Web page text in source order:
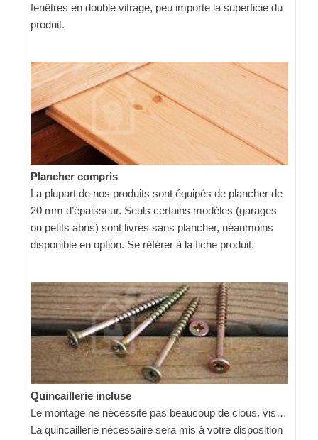
fenêtres en double vitrage, peu importe la superficie du
produit.
Plancher compris
La plupart de nos produits sont équipés de plancher de
20 mm d’épaisseur. Seuls certains modèles (garages
ou petits abris) sont livrés sans plancher, néanmoins
disponible en option. Se référer à la fiche produit.
Quincaillerie incluse
Le montage ne nécessite pas beaucoup de clous, vis…
La quincaillerie nécessaire sera mis à votre disposition